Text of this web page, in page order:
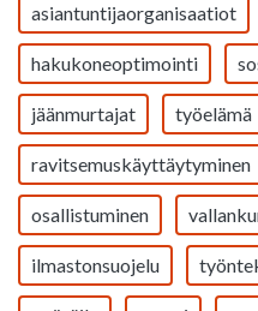
asiantuntijaorganisaatiot
hakukoneoptimointi
jäänmurtajat työelämä
ravitsemuskäyttäytyminen
osallistuminen
ilmastonsuojelu